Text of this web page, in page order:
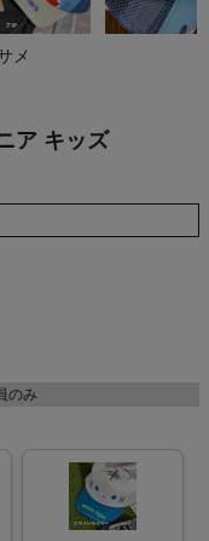
メ
ア キッズ
のみ